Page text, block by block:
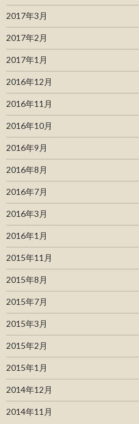
2017年3月
2017年2月
2017年1月
2016年12月
2016年11月
2016年10月
2016年9月
2016年8月
2016年7月
2016年3月
2016年1月
2015年11月
2015年8月
2015年7月
2015年3月
2015年2月
2015年1月
2014年12月
2014年11月